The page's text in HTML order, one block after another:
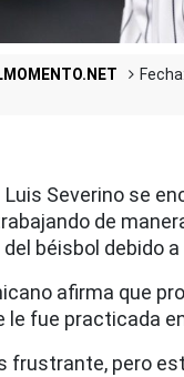
Luis Severino se
de
béisbol debido
afirma que
le fue practicada
frustrante, pero